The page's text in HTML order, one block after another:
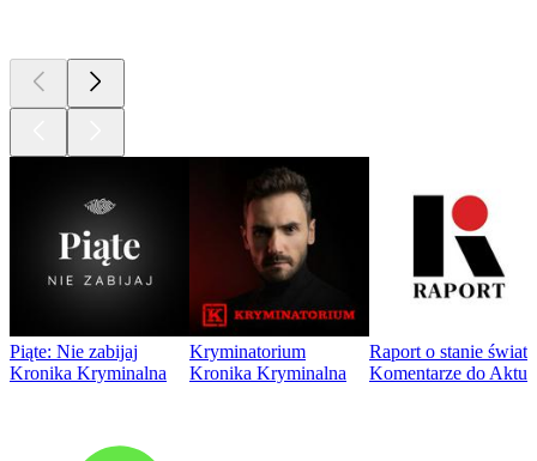
Piąte: Nie zabijaj
Kronika Kryminalna
Kryminatorium
Kronika Kryminalna
Raport o stanie
Komentarze do